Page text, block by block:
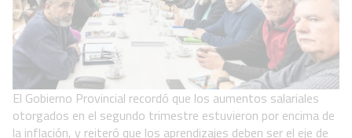
El Gobierno Provincial recordó que los aumentos salariales
otorgados en el segundo trimestre estuvieron por encima de
la inflación, y reiteró que los aprendizajes deben ser el eje de